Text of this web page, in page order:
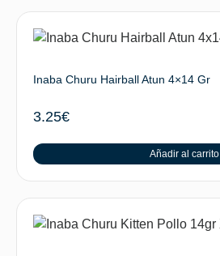
Inaba Churu Hairball Atun 4×14 Gr
3.25€
Añadir al carrito